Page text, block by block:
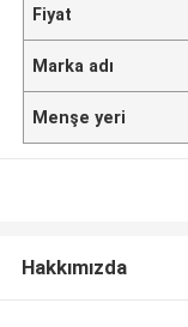
Fiyat
Marka adı
Menşe yeri
Hakkımızda